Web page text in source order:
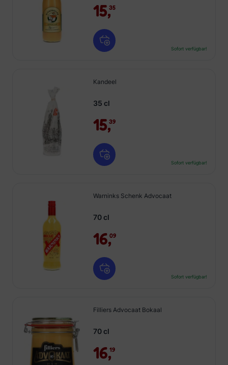
15,35
Sofort verfügbar!
Kandeel
35 cl
15,39
Sofort verfügbar!
Warninks Schenk Advocaat
70 cl
16,09
Sofort verfügbar!
Filliers Advocaat Bokaal
70 cl
16,19